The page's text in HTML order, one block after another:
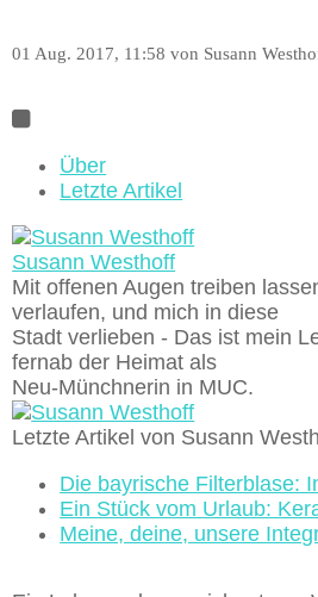
01 Aug. 2017, 11:58 von Susann
Über
Letzte Artikel
Susann Westhoff
Mit offenen Augen treiben
verlaufen, und mich in diese
Stadt verlieben - Das ist mein
fernab der Heimat als
Neu-Münchnerin in MUC.
Letzte Artikel von Susann
Die bayrische Filterblase:
Ein Stück vom Urlaub:
Meine, deine, unsere